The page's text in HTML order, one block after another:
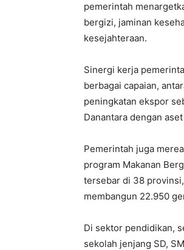
pemerintah
bergizi, jaminan
kesejahteraan.
Sinergi kerja
berbagai capaian,
peningkatan ekspor
Danantara dengan
Pemerintah juga
program Makanan
tersebar di 38
membangun 22.950
Di sektor pendidikan,
sekolah jenjang SD,